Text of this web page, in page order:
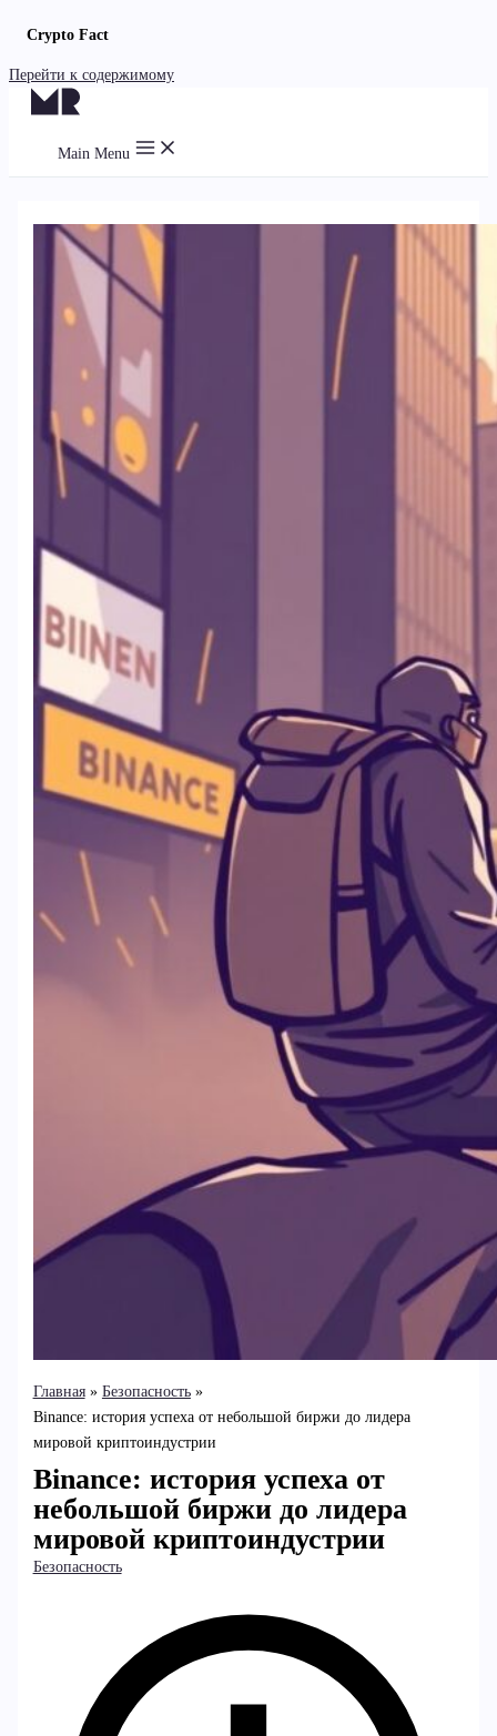
Crypto Fact
Перейти к содержимому
Main Menu
Главная
Безопасность
Binance: история успеха от небольшой биржи до лидера
мировой криптоиндустрии
Binance: история успеха от
небольшой биржи до лидера
мировой криптоиндустрии
Безопасность